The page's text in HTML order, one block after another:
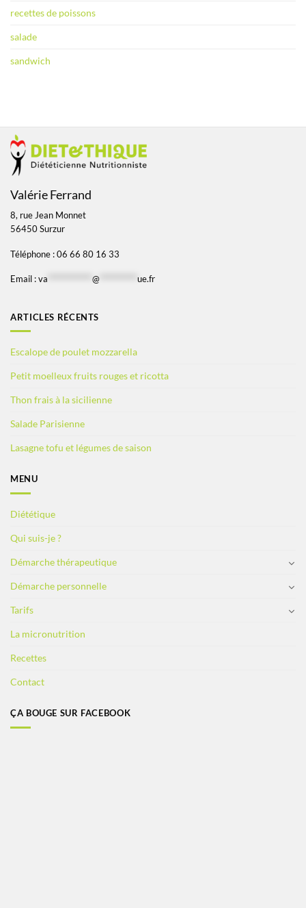
recettes de poissons
salade
sandwich
Valérie Ferrand
8, rue Jean Monnet
56450 Surzur
Téléphone : 06 66 80 16 33
Email : va @ ue.fr
ARTICLES RÉCENTS
Escalope de poulet mozzarella
Petit moelleux fruits rouges et ricotta
Thon frais à la sicilienne
Salade Parisienne
Lasagne tofu et légumes de saison
MENU
Diététique
Qui suis-je ?
Démarche thérapeutique
Démarche personnelle
Tarifs
La micronutrition
Recettes
Contact
ÇA BOUGE SUR FACEBOOK